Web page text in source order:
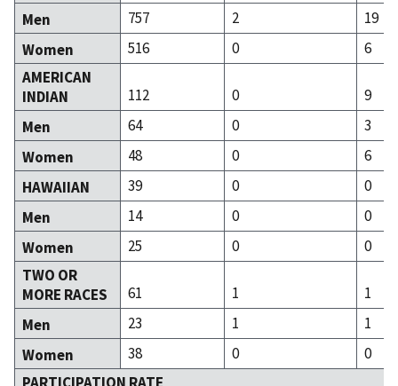
Men
757 2
19
Women
516 0
6
AMERICAN
INDIAN
112 0
9
Men
64 0
3
Women
48 0
6
HAWAIIAN
39 0
0
Men
14 0
0
Women
25 0
0
TWO OR
MORE RACES
61 1
1
Men
23 1
1
Women
38 0
0